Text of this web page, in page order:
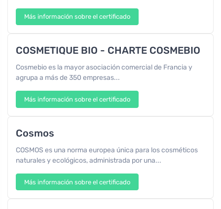
Más información sobre el certificado
COSMETIQUE BIO - CHARTE COSMEBIO
Cosmebio es la mayor asociación comercial de Francia y
agrupa a más de 350 empresas...
Más información sobre el certificado
Cosmos
COSMOS es una norma europea única para los cosméticos
naturales y ecológicos, administrada por una...
Más información sobre el certificado